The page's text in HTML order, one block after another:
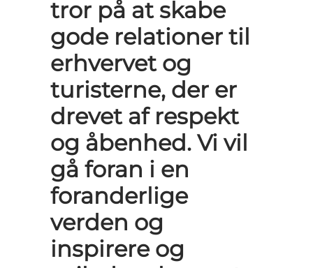
tror på at skabe
gode relationer til
erhvervet og
turisterne, der er
drevet af respekt
og åbenhed. Vi vil
gå foran i en
foranderlige
verden og
inspirere og